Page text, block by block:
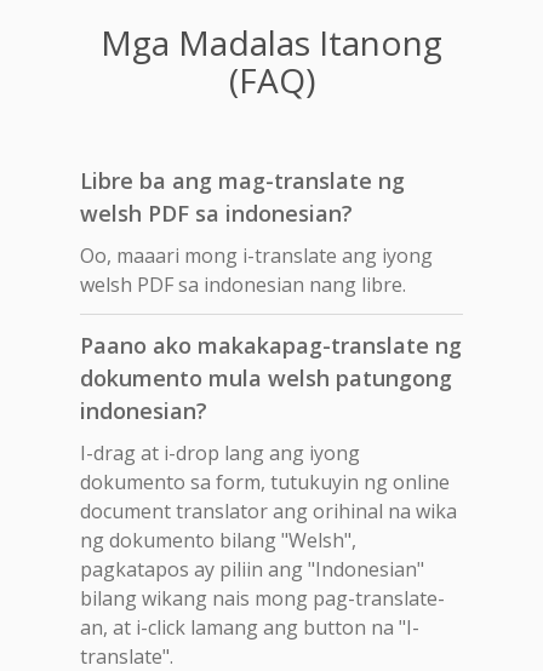
Mga Madalas Itanong
(FAQ)
Libre ba ang mag-translate ng
welsh PDF sa indonesian?
Oo, maaari mong i-translate ang iyong
welsh PDF sa indonesian nang libre.
Paano ako makakapag-translate ng
dokumento mula welsh patungong
indonesian?
I-drag at i-drop lang ang iyong
dokumento sa form, tutukuyin ng online
document translator ang orihinal na wika
ng dokumento bilang "Welsh",
pagkatapos ay piliin ang "Indonesian"
bilang wikang nais mong pag-translate-
an, at i-click lamang ang button na "I-
translate".